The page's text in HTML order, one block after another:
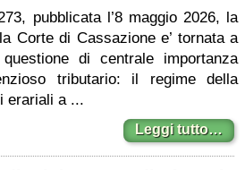
pubblicata l’8 maggio 2026, la
Corte di Cassazione e’ tornata a
di centrale importanza
tributario: il regime della
erariali a ...
Leggi tutto…